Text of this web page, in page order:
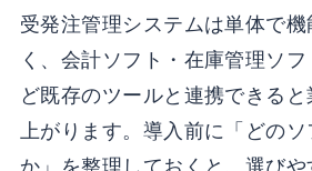
受発注管理システムは単体で
く、会計ソフト・在庫管理ソ
ど既存のツールと連携できると
上がります。導入前に「どの
か」を整理しておくと、選びや